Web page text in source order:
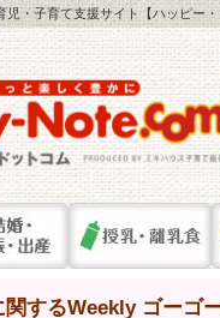
児・子育て支援サイト【ハッピ
するWeekly ゴーゴ